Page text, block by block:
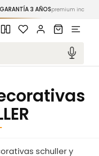
incluida PAGO
Iniciar
sesión
Carrito
schuller y